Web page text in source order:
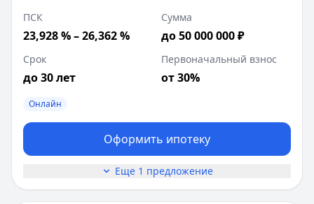
ПСК
23,928 % – 26,362 %
Сумма
до 50 000 000 ₽
Срок
до 30 лет
Первоначальный взнос
от 30%
Онлайн
Оформить ипотеку
Еще 1 предложение